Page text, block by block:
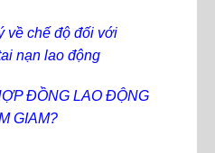
về chế độ đối với
nạn lao động
ĐỒNG LAO ĐỘNG
GIAM?